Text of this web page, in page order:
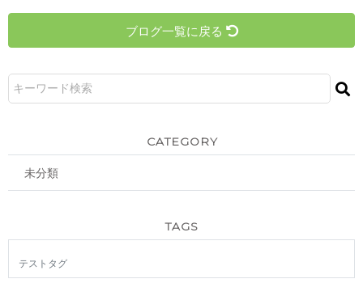
ブログ一覧に戻る
CATEGORY
未分類
TAGS
テストタグ